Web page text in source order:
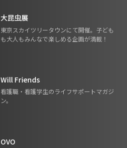
大昆虫展
東京スカイツリータウンにて開催。子ども
も大人もみんなで楽しめる企画が満載！
Will Friends
看護職・看護学生のライフサポートマガジ
ン。
OVO